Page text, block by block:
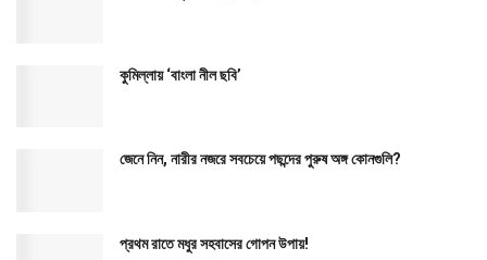
কুমিল্লায় ‘বাংলা নীল ছবি’
জেনে নিন, নারীর নজরে সবচেয়ে পছন্দের পুরুষ অঙ্গ কোনগুলি?
প্রথম রাতে মধুর সহবাসের গোপন উপায়!